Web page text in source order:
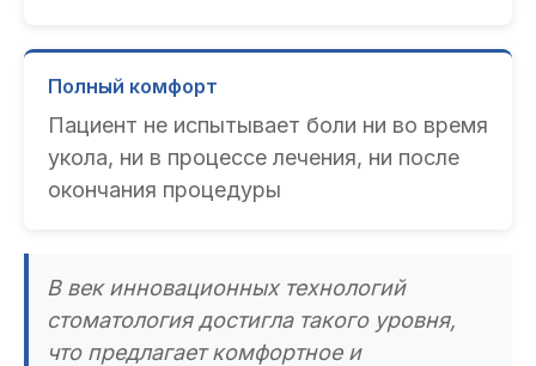
Полный комфорт
Пациент не испытывает боли ни во время
укола, ни в процессе лечения, ни после
окончания процедуры
В век инновационных технологий
стоматология достигла такого уровня,
что предлагает комфортное и